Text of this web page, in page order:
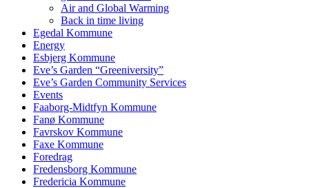
Air and Global Warming
Back in time living
Egedal Kommune
Energy
Esbjerg Kommune
Eve’s Garden “Greeniversity”
Eve’s Garden Community Services
Events
Faaborg-Midtfyn Kommune
Fanø Kommune
Favrskov Kommune
Faxe Kommune
Foredrag
Fredensborg Kommune
Fredericia Kommune